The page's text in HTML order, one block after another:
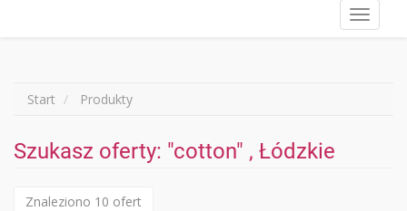
menu
Start Produkty
Szukasz oferty: "cotton" , Łódzkie
Znaleziono 10 ofert